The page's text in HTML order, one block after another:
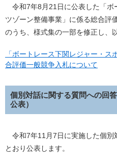
令和7年8月21日に公表した「ボ
ツゾーン整備事業」に係る総合評
のうち、様式集の一部を修正し、
「ボートレース下関レジャー・
合評価一般競争入札について
個別対話に関する質問への回
公表）
令和7年11月7日に実施した個別
とおり公表します。